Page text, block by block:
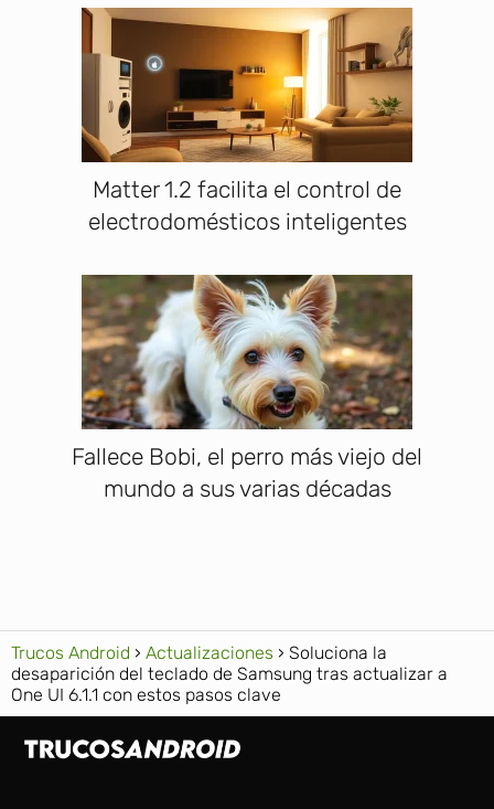
Matter 1.2 facilita el control de
electrodomésticos inteligentes
Fallece Bobi, el perro más viejo del
mundo a sus varias décadas
Trucos Android Actualizaciones
Soluciona la
desaparición del teclado de Samsung tras actualizar a
One UI 6.1.1 con estos pasos clave